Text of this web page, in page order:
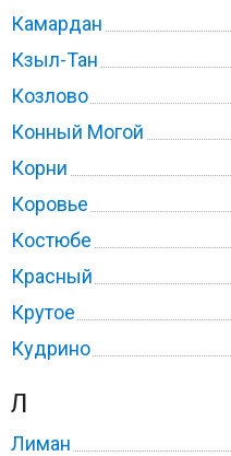
Камардан
Кзыл-Тан
Козлово
Конный Могой
Корни
Коровье
Костюбе
Красный
Крутое
Кудрино
Л
Лиман